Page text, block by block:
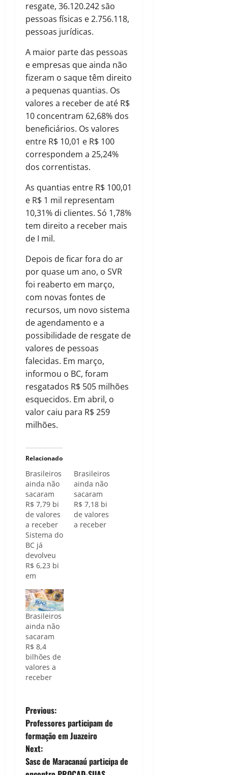
resgate, 36.120.242 são
pessoas físicas e 2.756.118,
pessoas jurídicas.
A maior parte das pessoas
e empresas que ainda não
fizeram o saque têm direito
a pequenas quantias. Os
valores a receber de até R$
10 concentram 62,68% dos
beneficiários. Os valores
entre R$ 10,01 e R$ 100
correspondem a 25,24%
dos correntistas.
As quantias entre R$ 100,01
e R$ 1 mil representam
10,31% di clientes. Só 1,78%
tem direito a receber mais
de I mil.
Depois de ficar fora do ar
por quase um ano, o SVR
foi reaberto em março,
com novas fontes de
recursos, um novo sistema
de agendamento e a
possibilidade de resgate de
valores de pessoas
falecidas. Em março,
informou o BC, foram
resgatados R$ 505 milhões
esquecidos. Em abril, o
valor caiu para R$ 259
milhões.
Relacionado
Brasileiros
ainda não
sacaram
R$ 7,79 bi
de valores
a receber
Sistema do
BC já
devolveu
R$ 6,23 bi
em
esquecidos/
Divulgação
Os
brasileiros
ainda não
sacaram
R$ 7,79
bilhões em
recursos
financeiro
até o fim
de
fevereiro,
de acordo
com dados
do Banco
Brasileiros
ainda não
sacaram
R$ 7,18 bi
de valores
a receber
Brasileiros
ainda não
sacaram
R$ 8,4
bilhões de
valores a
receber
P
o
s
Previous:
Professores participam de
formação em Juazeiro
Next:
Sasc de Maracanaú participa de